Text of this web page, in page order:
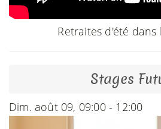
Retraites d'été dans
Stages
Dim. août 09, 09:00 - 12:00